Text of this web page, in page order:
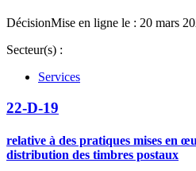
DécisionMise en ligne le : 20 mars
Secteur(s) :
Services
22-D-19
relative à des pratiques mises en
distribution des timbres postaux